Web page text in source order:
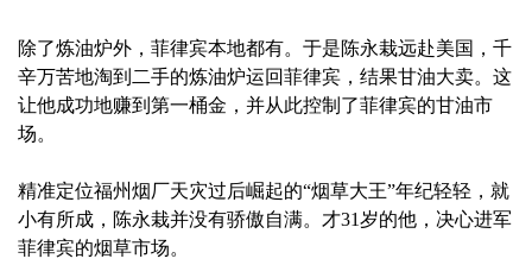
除了炼油炉外，菲律宾本地都有。于是陈永栽远赴美国，千
辛万苦地淘到二手的炼油炉运回菲律宾，结果甘油大卖。这
让他成功地赚到第一桶金，并从此控制了菲律宾的甘油市
场。
精准定位福州烟厂天灾过后崛起的“烟草大王”年纪轻轻，就
小有所成，陈永栽并没有骄傲自满。才31岁的他，决心进军
菲律宾的烟草市场。